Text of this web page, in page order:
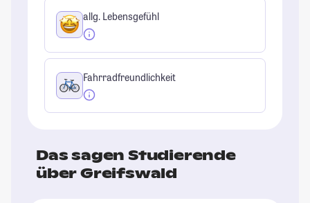
allg. Lebensgefühl
Fahrradfreundlichkeit
Das sagen Studierende
über Greifswald